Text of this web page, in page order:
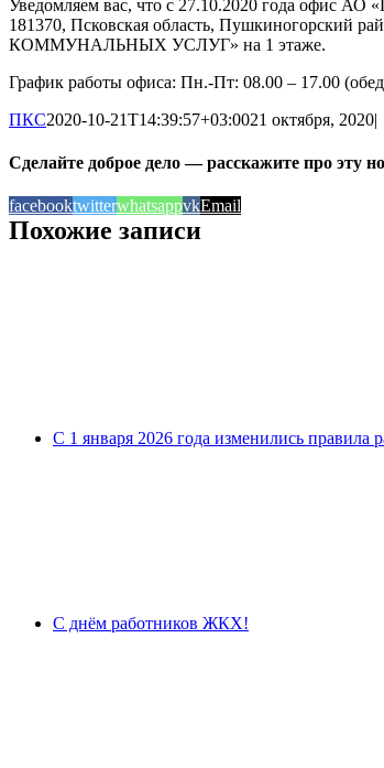
Уведомляем вас, что с 27.10.2020 года офис АО
181370, Псковская область, Пушкиногорский
КОММУНАЛЬНЫХ УСЛУГ» на 1 этаже.
График работы офиса: Пн.-Пт: 08.00 – 17.00
ПКС2020-10-21T14:39:57+03:0021 октября, 2020|
Сделайте доброе дело — расскажите про эту
facebooktwitterwhatsappvkEmail
Похожие записи
С 1 января 2026 года изменились правила
С днём работников ЖКХ!